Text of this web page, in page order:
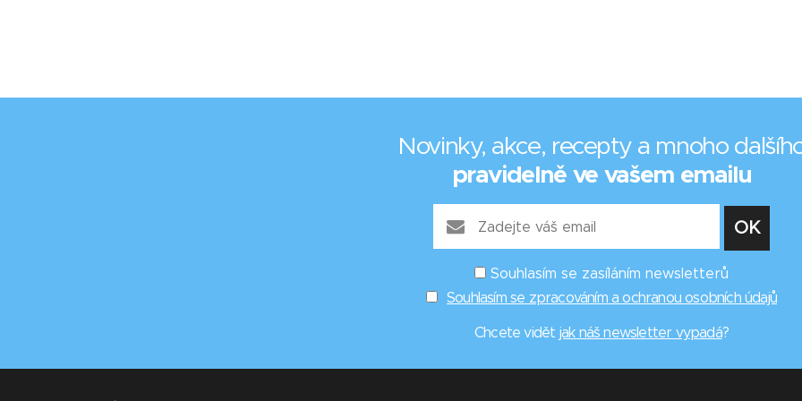
Novinky, akce, recepty a mnoho
pravidelně ve vašem emailu
Souhlasím se zasíláním newsletterů
Souhlasím se zpracováním a ochranou osobních údajů
Chcete vidět jak náš newsletter vypadá?